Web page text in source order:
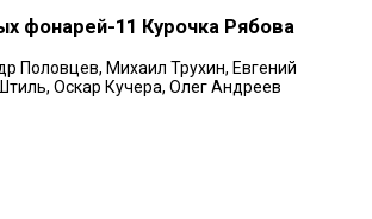
фонарей-11 Курочка Рябова
Половцев, Михаил Трухин, Евгений
Оскар Кучера, Олег Андреев